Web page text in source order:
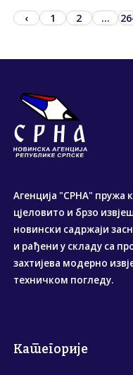
‹ 1 2 ...
Агенција "СРНА" пружа
цјеловито и брзо
новински садржаји
и рађени у складу са
захтијева модерно
техничком погледу.
Категорије